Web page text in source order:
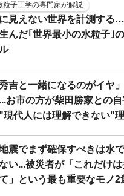
粒子工学の専門家が解説
見えない世界を計測する
んだ｢世界最小の水粒子｣
秀吉と一緒になるのがイヤ
お市の方が柴田勝家との
現代人には理解できない"
震でまず確保すべきは水
い...被災者が「これだけ
」という最も重要なモノ2